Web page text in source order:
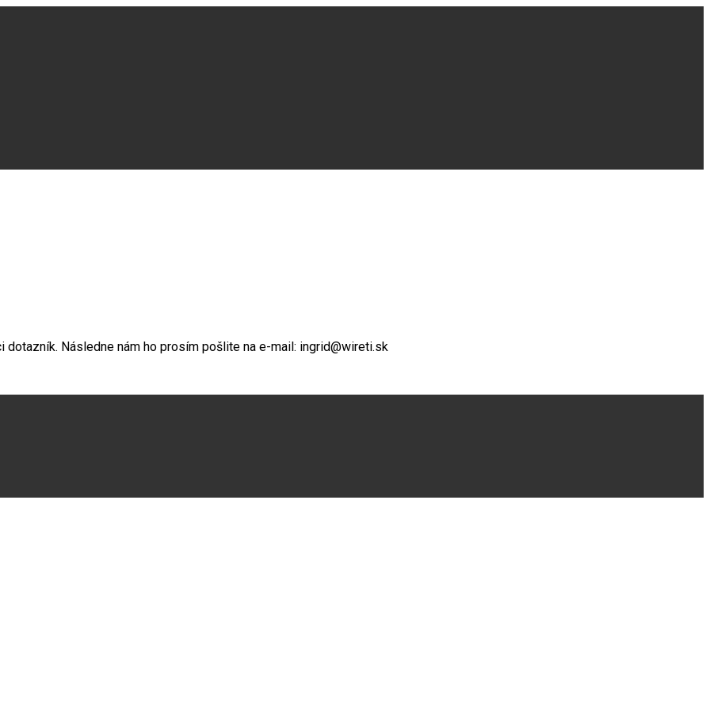
Následne nám ho prosím pošlite na e-mail: ingrid@wireti.sk